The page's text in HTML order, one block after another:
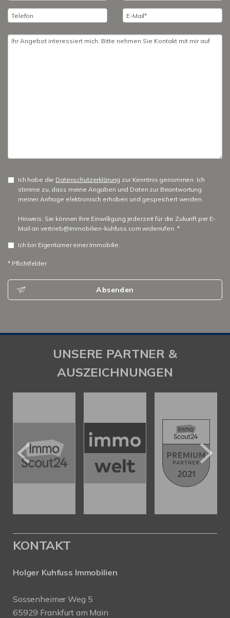
Ich habe die Datenschutzerklärung zur Kenntnis genommen. Ich
stimme zu, dass meine Angaben und Daten zur Beantwortung
meiner Anfrage elektronisch erhoben und gespeichert werden.
Hinweis: Sie können Ihre Einwilligung jederzeit für die Zukunft per E-
Mail an vertrieb@immobilien-kuhfuss.com widerrufen. *
Ich bin Eigentümer einer Immobilie.
* Pflichtfelder
Absenden
UNSERE PARTNER &
AUSZEICHNUNGEN
KONTAKT
Holger Kuhfuss Immobilien
Sossenheimer Weg 5
65929 Frankfurt am Main